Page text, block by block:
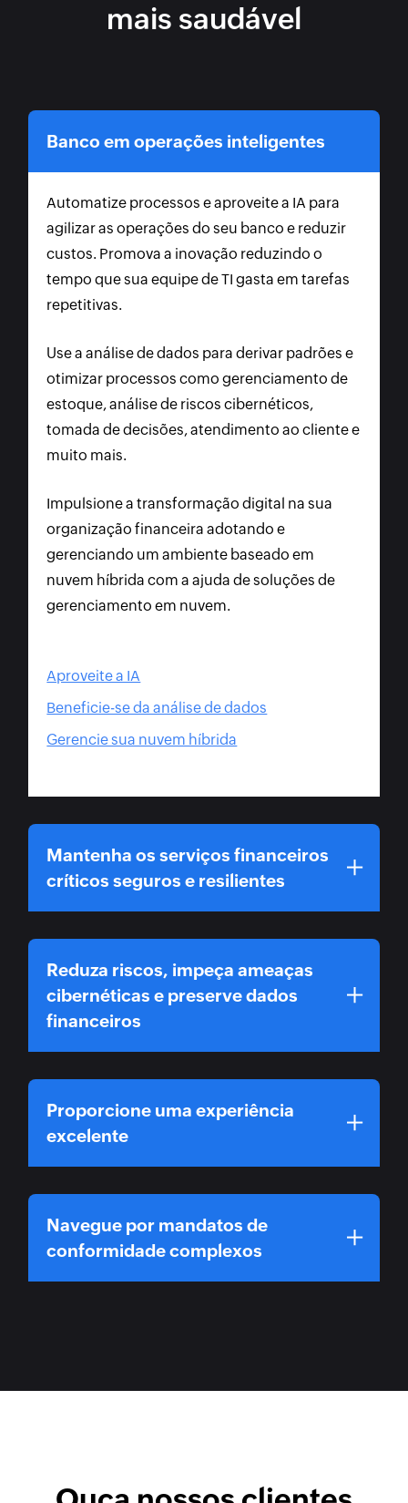
mais saudável
Banco em operações inteligentes
Automatize processos e aproveite a IA para
agilizar as operações do seu banco e reduzir
custos. Promova a inovação reduzindo o
tempo que sua equipe de TI gasta em tarefas
repetitivas.
Use a análise de dados para derivar padrões e
otimizar processos como gerenciamento de
estoque, análise de riscos cibernéticos,
tomada de decisões, atendimento ao cliente e
muito mais.
Impulsione a transformação digital na sua
organização financeira adotando e
gerenciando um ambiente baseado em
nuvem híbrida com a ajuda de soluções de
gerenciamento em nuvem.
Aproveite a IA
Beneficie-se da análise de dados
Gerencie sua nuvem híbrida
Mantenha os serviços financeiros
críticos seguros e resilientes
Reduza riscos, impeça ameaças
cibernéticas e preserve dados
financeiros
Proporcione uma experiência
excelente
Navegue por mandatos de
conformidade complexos